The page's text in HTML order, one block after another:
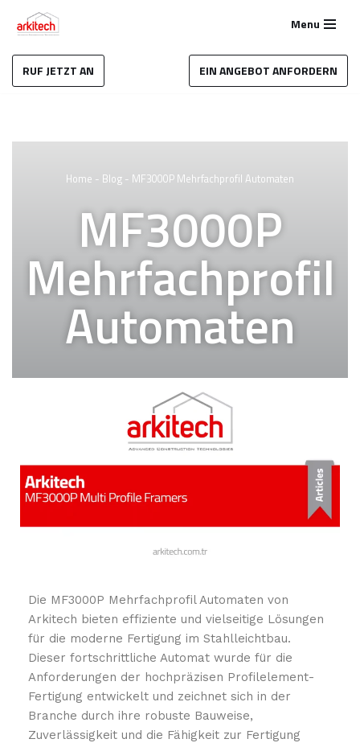
Inhalt
springen
Menu
RUF JETZT AN EIN ANGEBOT ANFORDERN
Home - Blog - MF3000P Mehrfachprofil Automaten
MF3000P
Mehrfachprofil
Automaten
Die MF3000P Mehrfachprofil Automaten von
Arkitech bieten effiziente und vielseitige Lösungen
für die moderne Fertigung im Stahlleichtbau.
Dieser fortschrittliche Automat wurde für die
Anforderungen der hochpräzisen Profilelement-
Fertigung entwickelt und zeichnet sich in der
Branche durch ihre robuste Bauweise,
Zuverlässigkeit und die Fähigkeit zur Fertigung